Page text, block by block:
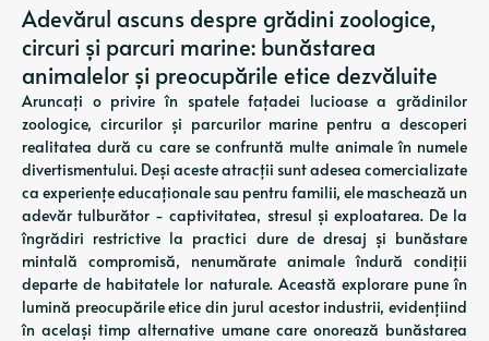
Adevărul ascuns despre grădini zoologice,
circuri și parcuri marine: bunăstarea
animalelor și preocupările etice dezvăluite
Aruncați o privire în spatele fațadei lucioase a grădinilor
zoologice, circurilor și parcurilor marine pentru a descoperi
realitatea dură cu care se confruntă multe animale în numele
divertismentului. Deși aceste atracții sunt adesea comercializate
ca experiențe educaționale sau pentru familii, ele maschează un
adevăr tulburător - captivitatea, stresul și exploatarea. De la
îngrădiri restrictive la practici dure de dresaj și bunăstare
mintală compromisă, nenumărate animale îndură condiții
departe de habitatele lor naturale. Această explorare pune în
lumină preocupările etice din jurul acestor industrii, evidențiind
în același timp alternative umane care onorează bunăstarea